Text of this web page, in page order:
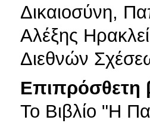
Δικαιοσύνη,
Αλέξης
Διεθνών
Επιπρόσθετη
Το Βιβλίο "Η